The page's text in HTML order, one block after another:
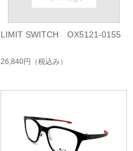
LIMIT SWITCH OX5121-0155
26,840円 （税込み）